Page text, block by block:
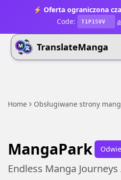
⚡ Oferta ograniczona
Code:
T1P15VV
TranslateManga
Home Obsługiwane strony
MangaPark
Endless Manga